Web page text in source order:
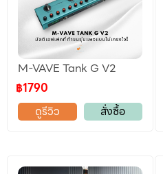
M-VAVE Tank G V2
฿1790
ดูรีวิว
สั่งซื้อ